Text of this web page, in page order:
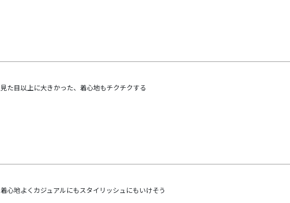
見た目以上に大きかった、着心地もチクチクする
着心地よくカジュアルにもスタイリッシュにもいけそう